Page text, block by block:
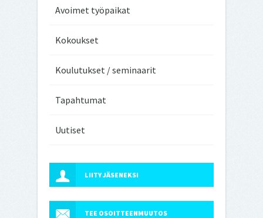
Avoimet työpaikat
Kokoukset
Koulutukset / seminaarit
Tapahtumat
Uutiset
LIITY JÄSENEKSI
TEE OSOITTEENMUUTOS